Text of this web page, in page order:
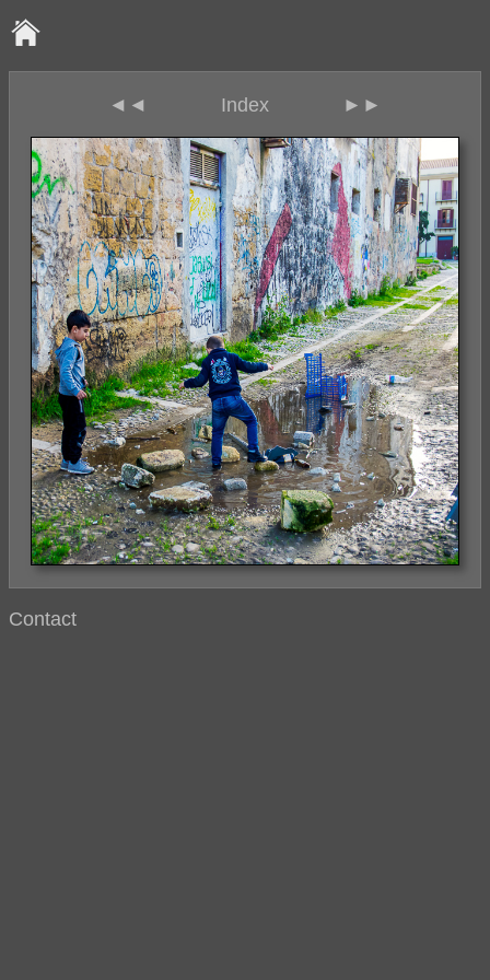
◄◄ Index ►►
Contact